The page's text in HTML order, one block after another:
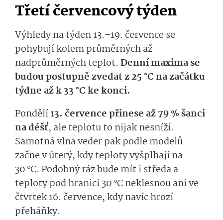
Třetí červencový týden
Výhledy na týden 13.–19. července se
pohybují kolem průměrných až
nadprůměrných teplot. Denní maxima se
budou postupně zvedat z 25 °C na začátku
týdne až k 33 °C ke konci.
Pondělí13. července přinese až 79 % šanci
na déšť, ale teplotu to nijak nesníží.
Samotná vlna veder pak podle modelů
začne v úterý, kdy teploty vyšplhají na
30 °C. Podobný ráz bude mít i středa a
teploty pod hranici 30 °C neklesnou ani ve
čtvrtek 16. července, kdy navíc hrozí
přeháňky.